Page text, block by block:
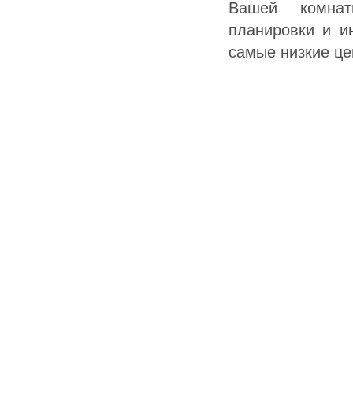
Вашей
планировки и
самые низкие